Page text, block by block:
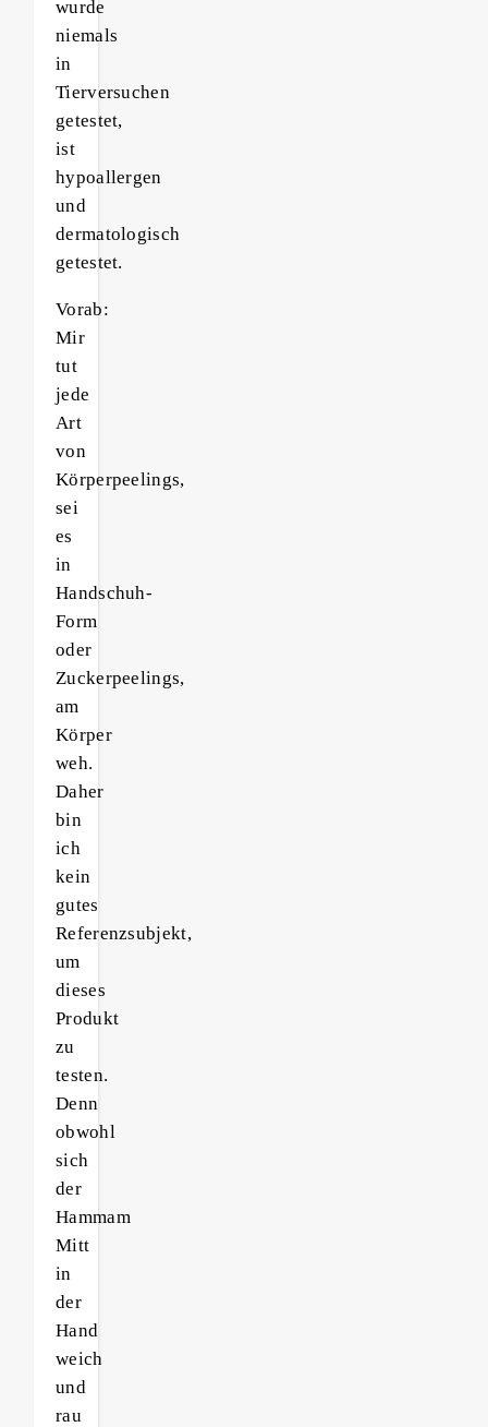
wurde
niemals
in
Tierversuchen
getestet,
ist
hypoallergen
und
dermatologisch
getestet.
Vorab:
Mir
tut
jede
Art
von
Körperpeelings,
sei
es
in
Handschuh-
Form
oder
Zuckerpeelings,
am
Körper
weh.
Daher
bin
ich
kein
gutes
Referenzsubjekt,
um
dieses
Produkt
zu
testen.
Denn
obwohl
sich
der
Hammam
Mitt
in
der
Hand
weich
und
rau